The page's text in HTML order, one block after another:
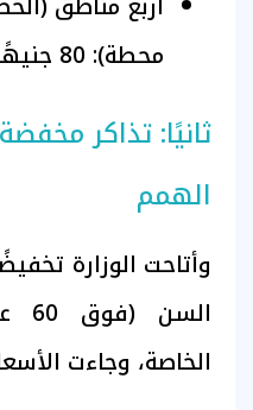
محطة): 80 جنيهًا
ثانيًا: تذاكر
الهمم
الخاصة، وجاءت